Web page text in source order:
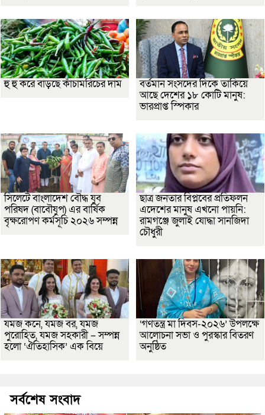
হু হু করে বাড়ছে কাঁচামরিচের দাম
বর্তমান সংসদের দিকে তাকিয়ে
আছে দেশের ১৮ কোটি মানুষ:
ভারপ্রাপ্ত স্পিকার
সিলেটে বাংলাদেশ বৌদ্ধ যুব
পরিষদ (বাবৌযুপ) এর বার্ষিক
বৃক্ষরোপণ কর্মসূচি ২০২৬ সম্পন্ন
ছাত্র জনতার বিপ্লবের প্রতিফলন
এদেশের মানুষ এখনো পায়নি:
রামগঞ্জে জুলাই যোদ্ধা সানজিদা
চৌধুরী
যমজ কনে, যমজ বর, যমজ
পুরোহিত, যমজ সহকারী – সম্পন্ন
হলো ‘ঐতিহাসিক’ এক বিয়ে
‘গণতন্ত্র মা দিবস-২০২৬’ উপলক্ষে
আলোচনা সভা ও পুরস্কার বিতরণ
অনুষ্ঠিত
সর্বশেষ সংবাদ